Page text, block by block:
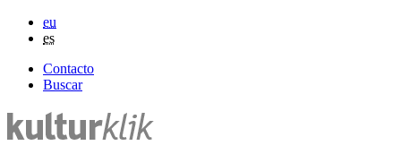
eu
es
Contacto
Buscar